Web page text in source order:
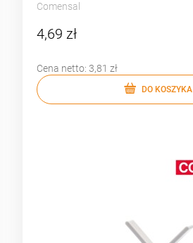
Comensal
4,69 zł
Cena netto: 3,81 zł
DO KOSZYKA